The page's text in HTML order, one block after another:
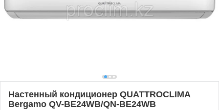
Настенный кондиционер QUATTROCLIMA
Bergamo QV-BE24WB/QN-BE24WB